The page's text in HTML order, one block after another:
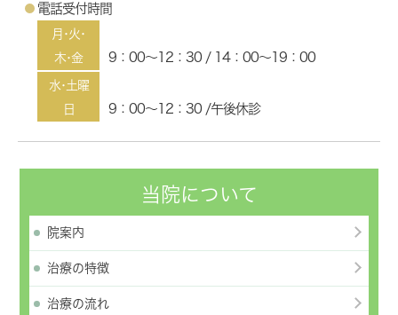
電話受付時間
月･火･
木･金
9：00～12：30 / 14：00～19：00
水･土曜
日
9：00～12：30 /午後休診
当院について
院案内
治療の特徴
治療の流れ